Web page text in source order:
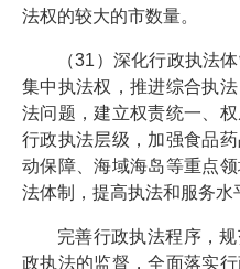
法权的较大的市数量。
（31）深化行政执法
集中执法权，推进综合执
法问题，建立权责统一、
行政执法层级，加强食品
动保障、海域海岛等重点
法体制，提高执法和服务水
完善行政执法程序，
政执法的监督，全面落实